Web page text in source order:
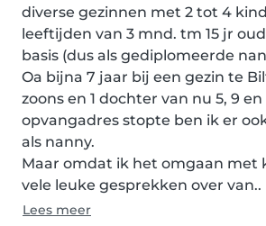
diverse gezinnen met 2 tot 4
leeftijden van 3 mnd. tm 15 jr
basis (dus als gediplomeerde
Oa bijna 7 jaar bij een gezin te
zoons en 1 dochter van nu 5, 9 en
opvangadres stopte ben ik er
als nanny.
Maar omdat ik het omgaan met
vele leuke gesprekken over van..
Lees meer